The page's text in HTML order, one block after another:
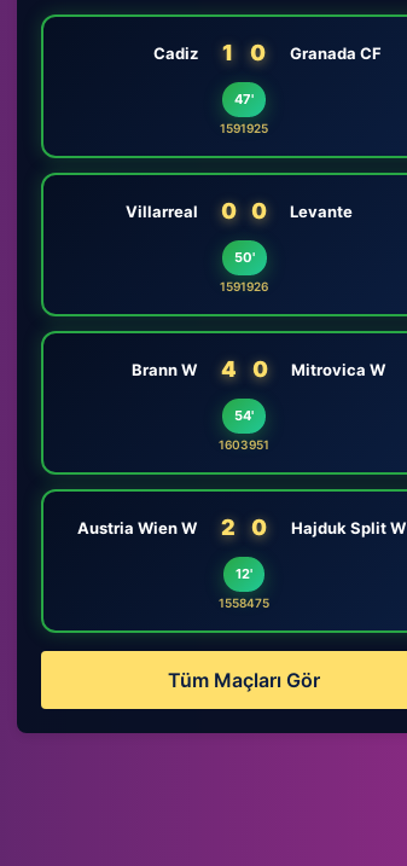
Cadiz 1 0 Granada CF
47'
1591925
Villarreal 0 0 Levante
50'
1591926
Brann W 4 0 Mitrovica W
54'
1603951
Austria Wien W 2 0 Hajduk Split W
12'
1558475
Tüm Maçları Gör